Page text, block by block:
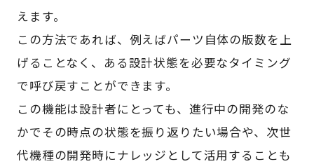
えます。
この方法であれば、例えばパーツ自体の版数を上
げることなく、ある設計状態を必要なタイミング
で呼び戻すことができます。
この機能は設計者にとっても、進行中の開発のな
かでその時点の状態を振り返りたい場合や、次世
代機種の開発時にナレッジとして活用することも